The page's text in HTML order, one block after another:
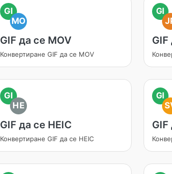
GI
MO
GIF да се MOV
Конвертиране GIF да се MOV
GI
GIF
GI
HE
GIF да се HEIC
Конвертиране GIF да се HEIC
GI
GIF